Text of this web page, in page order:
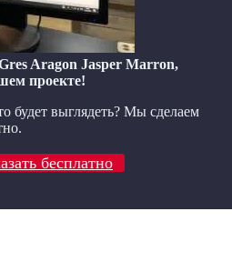
Aragon Jasper Marron,
проекте!
будет выглядеть? Мы сделаем
бесплатно